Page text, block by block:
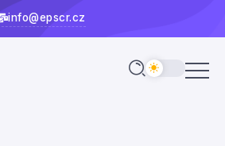
info@epscr.cz